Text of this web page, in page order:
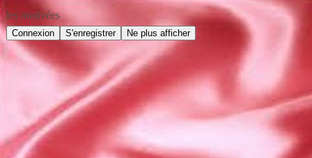
les motivées